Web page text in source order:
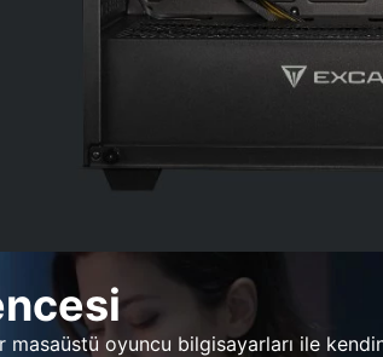
oyuncu bilgisayarları ile